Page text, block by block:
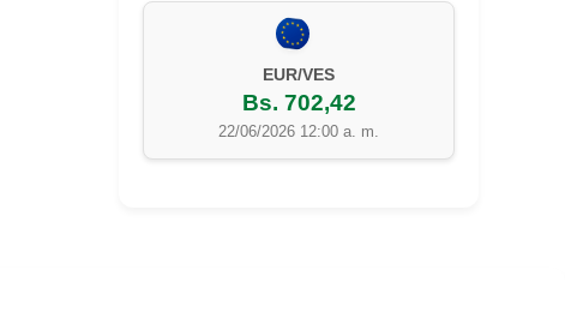
EUR/VES
Bs. 702,42
22/06/2026 12:00 a. m.